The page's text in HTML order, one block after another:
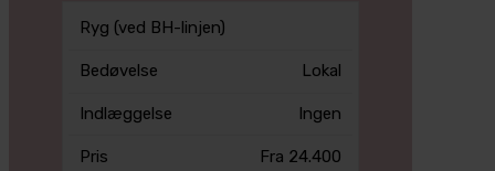
Ryg (ved BH-linjen)
Lokal
Ingen
Fra 24.400